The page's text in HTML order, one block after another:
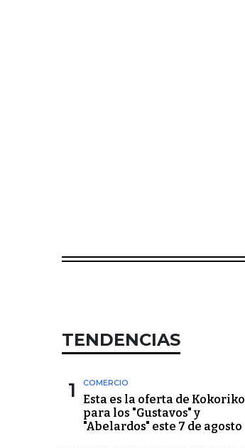
TENDENCIAS
1 COMERCIO
Esta es la oferta de Kokoriko
para los "Gustavos" y
"Abelardos" este 7 de agosto